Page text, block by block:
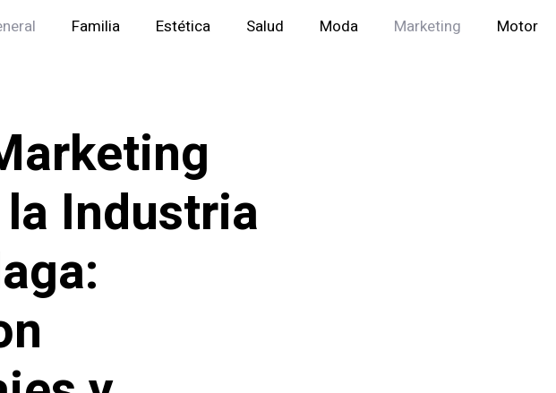
Familia Estética Salud Moda Marketing Motor
Industria